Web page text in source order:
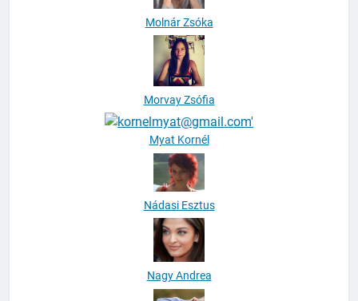
Molnár Zsóka
Morvay Zsófia
Myat Kornél
Nádasi Esztus
Nagy Andrea